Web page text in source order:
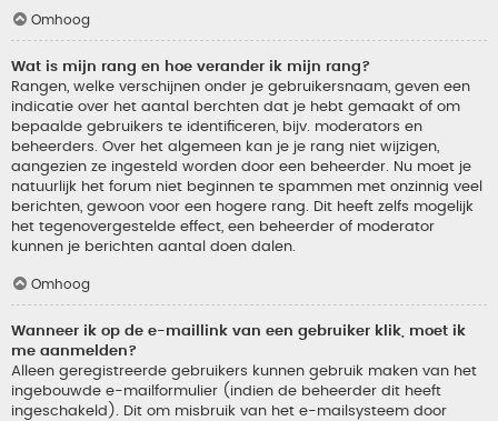
Omhoog
Wat is mijn rang en hoe verander ik mijn rang?
Rangen, welke verschijnen onder je gebruikersnaam, geven een
indicatie over het aantal berchten dat je hebt gemaakt of om
bepaalde gebruikers te identificeren, bijv. moderators en
beheerders. Over het algemeen kan je je rang niet wijzigen,
aangezien ze ingesteld worden door een beheerder. Nu moet je
natuurlijk het forum niet beginnen te spammen met onzinnig veel
berichten, gewoon voor een hogere rang. Dit heeft zelfs mogelijk
het tegenovergestelde effect, een beheerder of moderator
kunnen je berichten aantal doen dalen.
Omhoog
Wanneer ik op de e-maillink van een gebruiker klik, moet ik
me aanmelden?
Alleen geregistreerde gebruikers kunnen gebruik maken van het
ingebouwde e-mailformulier (indien de beheerder dit heeft
ingeschakeld). Dit om misbruik van het e-mailsysteem door